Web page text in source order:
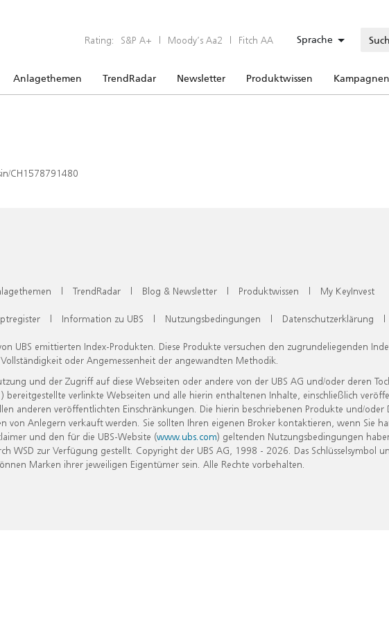
Rating: S&P A+ | Moody’s Aa2 | Fitch AA Sprache
Anlagethemen TrendRadar Newsletter Produktwissen Kampagnen
CH1578791480
| TrendRadar | Blog & Newsletter | Produktwissen | My KeyInvest
| Information zu UBS | Nutzungsbedingungen | Datenschutzerklärung |
UBS emittierten Index-Produkten. Diese Produkte versuchen den zugrundeliegenden
oder Angemessenheit der angewandten Methodik.
und der Zugriff auf diese Webseiten oder andere von der UBS AG und/oder deren
verlinkte Webseiten und alle hierin enthaltenen Inhalte, einschließlich
anderen veröffentlichten Einschränkungen. Die hierin beschriebenen Produkte und/
Anlegern verkauft werden. Sie sollten Ihren eigenen Broker kontaktieren, wenn Sie
und den für die UBS-Website (www.ubs.com) geltenden Nutzungsbedingungen
zur Verfügung gestellt. Copyright der UBS AG, 1998 - 2026. Das Schlüsselsymbol
Marken ihrer jeweiligen Eigentümer sein. Alle Rechte vorbehalten.